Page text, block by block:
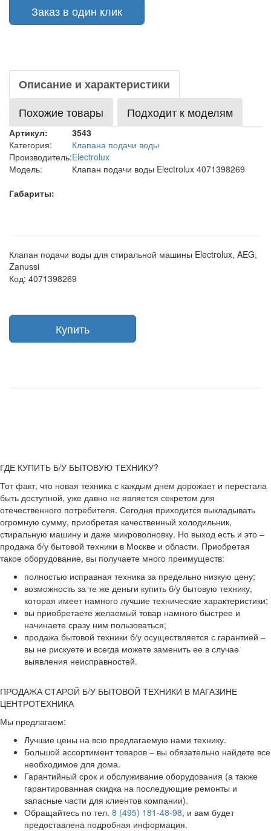
Заказ в один клик
Описание и характеристики
Похожие товары
Подходит к моделям
Артикул:
3543
Категория:
Клапана подачи воды
Производитель:Electrolux
Модель:
Клапан подачи воды Electrolux 4071398269
Габариты:
Клапан подачи воды для стиральной машины Electrolux, AEG,
Zanussi
Код: 4071398269
ГДЕ КУПИТЬ Б/У БЫТОВУЮ ТЕХНИКУ?
Тот факт, что новая техника с каждым днем дорожает и перестала
быть доступной, уже давно не является секретом для
отечественного потребителя. Сегодня приходится выкладывать
огромную сумму, приобретая качественный холодильник,
стиральную машину и даже микроволновку. Но выход есть и это –
продажа б/у бытовой техники в Москве и области. Приобретая
такое оборудование, вы получаете много преимуществ:
полностью исправная техника за предельно низкую цену;
возможность за те же деньги купить б/у бытовую технику,
которая имеет намного лучшие технические характеристики;
вы приобретаете желаемый товар намного быстрее и
начинаете сразу ним пользоваться;
продажа бытовой техники б/у осуществляется с гарантией –
вы не рискуете и всегда можете заменить ее в случае
выявления неисправностей.
ПРОДАЖА СТАРОЙ Б/У БЫТОВОЙ ТЕХНИКИ В МАГАЗИНЕ
ЦЕНТРОТЕХНИКА
Мы предлагаем:
Лучшие цены на всю предлагаемую нами технику.
Большой ассортимент товаров – вы обязательно найдете все
необходимое для дома.
Гарантийный срок и обслуживание оборудования (а также
гарантированная скидка на последующие ремонты и
запасные части для клиентов компании).
Обращайтесь по тел. 8 (495) 181-48-98, и вам будет
предоставлена подробная информация.